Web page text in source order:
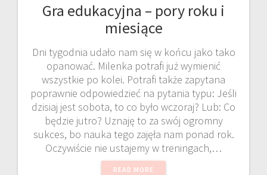
Gra edukacyjna – pory roku i
miesiące
Dni tygodnia udało nam się w końcu jako tako
opanować. Milenka potrafi już wymienić
wszystkie po kolei. Potrafi także zapytana
poprawnie odpowiedzieć na pytania typu: Jeśli
dzisiaj jest sobota, to co było wczoraj? Lub: Co
będzie jutro? Uznaję to za swój ogromny
sukces, bo nauka tego zajęła nam ponad rok.
Oczywiście nie ustajemy w treningach,…
READ MORE